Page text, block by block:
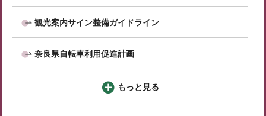
観光案内サイン整備ガイドライン
奈良県自転車利用促進計画
もっと見る